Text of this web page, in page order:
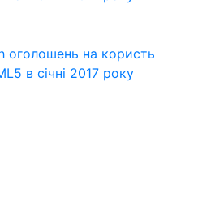
оголошень на користь
в січні 2017 року